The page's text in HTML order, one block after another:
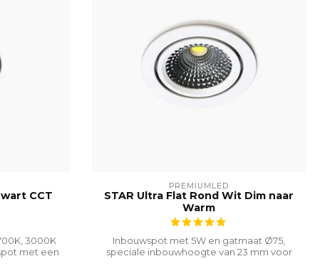
CCT
3000K
met een
PREMIUMLED
STAR Ultra Flat Rond Wit Dim naar
Warm
Inbouwspot met 5W en gatmaat Ø75,
speciale inbouwhoogte van 23 mm voor